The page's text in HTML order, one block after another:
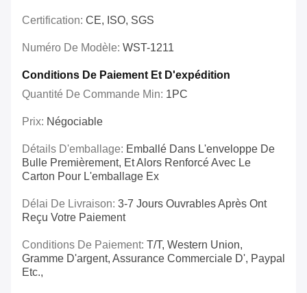
Certification: CE, ISO, SGS
Numéro De Modèle: WST-1211
Conditions De Paiement Et D'expédition
Quantité De Commande Min: 1PC
Prix: Négociable
Détails D'emballage: Emballé Dans L'enveloppe De
Bulle Premièrement, Et Alors Renforcé Avec Le
Carton Pour L'emballage Ex
Délai De Livraison: 3-7 Jours Ouvrables Après Ont
Reçu Votre Paiement
Conditions De Paiement: T/T, Western Union,
Gramme D'argent, Assurance Commerciale D', Paypal
Etc.,